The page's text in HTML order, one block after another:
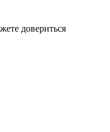
довериться